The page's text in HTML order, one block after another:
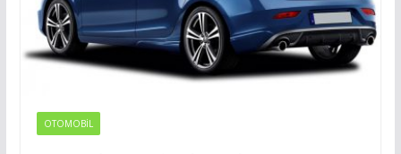
OTOMOBIL